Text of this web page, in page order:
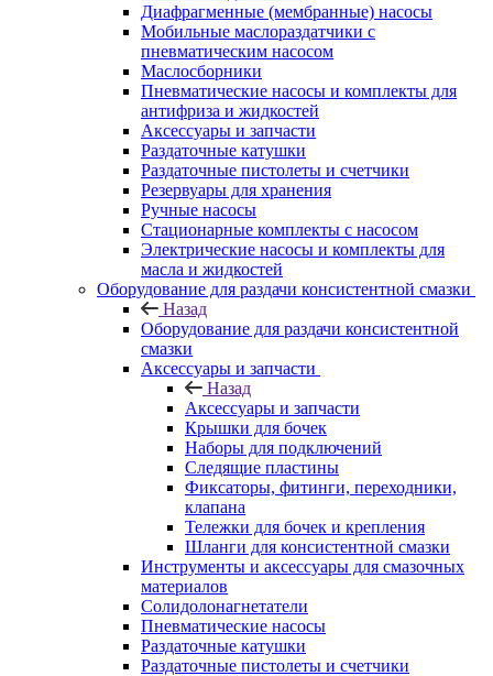
Диафрагменные (мембранные) насосы
Мобильные маслораздатчики с
пневматическим насосом
Маслосборники
Пневматические насосы и комплекты для
антифриза и жидкостей
Аксессуары и запчасти
Раздаточные катушки
Раздаточные пистолеты и счетчики
Резервуары для хранения
Ручные насосы
Стационарные комплекты с насосом
Электрические насосы и комплекты для
масла и жидкостей
Оборудование для раздачи консистентной смазки
Назад
Оборудование для раздачи консистентной
смазки
Аксессуары и запчасти
Назад
Аксессуары и запчасти
Крышки для бочек
Наборы для подключений
Следящие пластины
Фиксаторы, фитинги, переходники,
клапана
Тележки для бочек и крепления
Шланги для консистентной смазки
Инструменты и аксессуары для смазочных
материалов
Солидолонагнетатели
Пневматические насосы
Раздаточные катушки
Раздаточные пистолеты и счетчики